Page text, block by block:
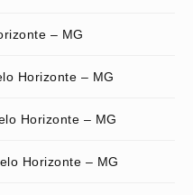
– MG
Horizonte – MG
Horizonte – MG
Horizonte – MG